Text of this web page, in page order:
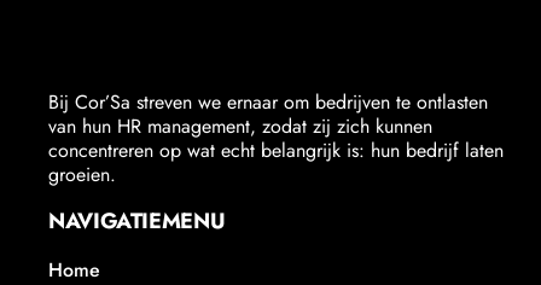
Bij Cor’Sa streven we ernaar om bedrijven te ontlasten
van hun HR management, zodat zij zich kunnen
concentreren op wat echt belangrijk is: hun bedrijf laten
groeien.
NAVIGATIEMENU
Home